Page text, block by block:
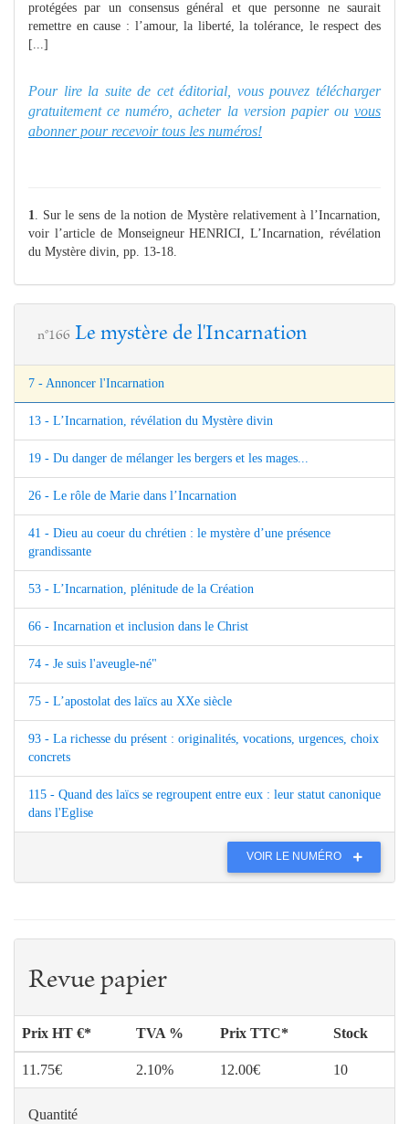
protégées par un consensus général et que personne ne saurait
remettre en cause : l’amour, la liberté, la tolérance, le respect des
[...]
Pour lire la suite de cet éditorial, vous pouvez télécharger
gratuitement ce numéro, acheter la version papier ou vous
abonner pour recevoir tous les numéros!
1
. Sur le sens de la notion de Mystère relativement à l’Incarnation,
voir l’article de Monseigneur HENRICI, L’Incarnation, révélation
du Mystère divin, pp. 13-18.
n°166 Le mystère de l'Incarnation
7 - Annoncer l'Incarnation
13 - L’Incarnation, révélation du Mystère divin
19 - Du danger de mélanger les bergers et les mages...
26 - Le rôle de Marie dans l’Incarnation
41 - Dieu au coeur du chrétien : le mystère d’une présence
grandissante
53 - L’Incarnation, plénitude de la Création
66 - Incarnation et inclusion dans le Christ
74 - Je suis l'aveugle-né"
75 - L’apostolat des laïcs au XXe siècle
93 - La richesse du présent : originalités, vocations, urgences, choix
concrets
115 - Quand des laïcs se regroupent entre eux : leur statut canonique
dans l'Eglise
VOIR LE NUMÉRO
Revue papier
Prix HT €* TVA % Prix TTC* Stock
11.75€ 2.10% 12.00€ 10
Quantité